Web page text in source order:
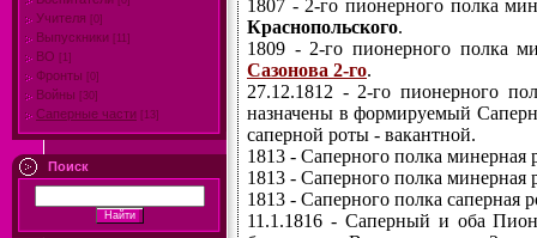
Учителя [0]
Выпускники [11]
ВО [1]
Фронты [0]
Войны [30]
Саперные части [13]
Поиск
1807 - 2-го пионерного полка
Краснопольского.
1809 - 2-го пионерного полка
Сазонова 2-го.
27.12.1812 - 2-го пионерного
назначены в формируемый
саперной роты - вакантной.
1813 - Саперного полка минерная
1813 - Саперного полка минерная
1813 - Саперного полка саперная
11.1.1816 - Саперный и оба